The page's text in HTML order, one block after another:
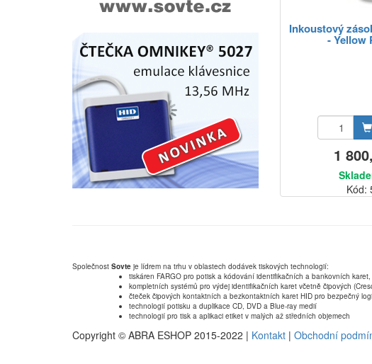
Inkoustový
- Yellow
1
Kód:
Společnost Sovte je lídrem na trhu v oblastech dodávek tiskových technologií:
tiskáren FARGO pro potisk a kódování identifikačních a bankovních
kompletních systémů pro výdej identifikačních karet včetně čipových
čteček čipových kontaktních a bezkontaktních karet HID pro bezpečný
technologií potisku a duplikace CD, DVD a Blue-ray medií
technologií pro tisk a aplikaci etiket v malých až středních objemech
Copyright © ABRA ESHOP 2015-2022 | Kontakt | Obchodní